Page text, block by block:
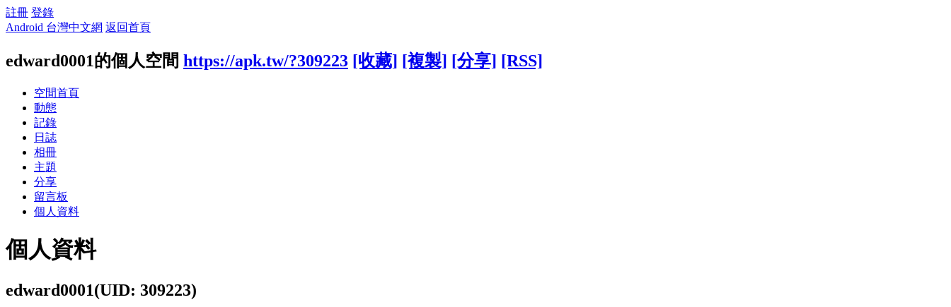
註冊 登錄
Android 台灣中文網 返回首頁
edward0001的個人空間 https://apk.tw/?309223 [收藏] [複製] [分享] [RSS]
空間首頁
動態
記錄
日誌
相冊
主題
分享
留言板
個人資料
個人資料
edward0001(UID: 309223)